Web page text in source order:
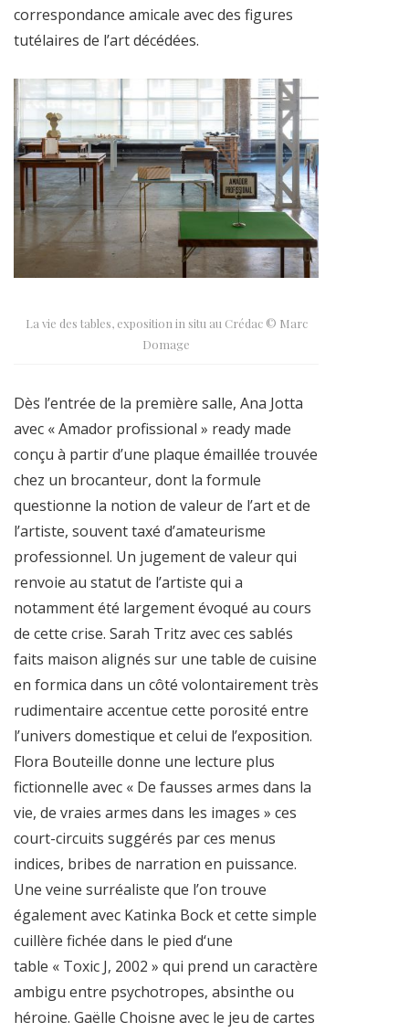
correspondance amicale avec des figures
tutélaires de l’art décédées.
La vie des tables, exposition in situ au Crédac © Marc
Domage
Dès l’entrée de la première salle, Ana Jotta
avec « Amador profissional » ready made
conçu à partir d’une plaque émaillée trouvée
chez un brocanteur, dont la formule
questionne la notion de valeur de l’art et de
l’artiste, souvent taxé d’amateurisme
professionnel. Un jugement de valeur qui
renvoie au statut de l’artiste qui a
notamment été largement évoqué au cours
de cette crise. Sarah Tritz avec ces sablés
faits maison alignés sur une table de cuisine
en formica dans un côté volontairement très
rudimentaire accentue cette porosité entre
l’univers domestique et celui de l’exposition.
Flora Bouteille donne une lecture plus
fictionnelle avec « De fausses armes dans la
vie, de vraies armes dans les images » ces
court-circuits suggérés par ces menus
indices, bribes de narration en puissance.
Une veine surréaliste que l’on trouve
également avec Katinka Bock et cette simple
cuillère fichée dans le pied d‘une
table « Toxic J, 2002 » qui prend un caractère
ambigu entre psychotropes, absinthe ou
héroine. Gaëlle Choisne avec le jeu de cartes